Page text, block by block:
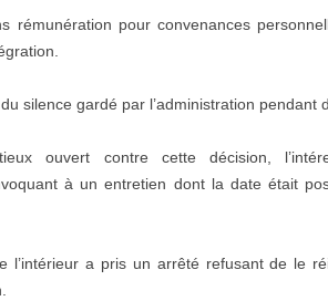
rémunération pour convenances
silence gardé par l’administration pendant
ouvert contre cette décision,
à un entretien dont la date était
l’intérieur a pris un arrêté refusant de le